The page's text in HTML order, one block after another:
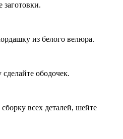
заготовки.
из белого велюра.
ободочек.
всех деталей, шейте